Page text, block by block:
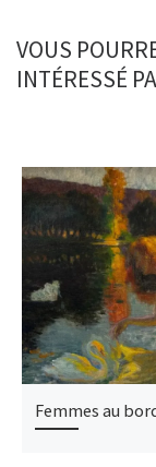
VOUS
INTÉRESSÉ
Femmes au